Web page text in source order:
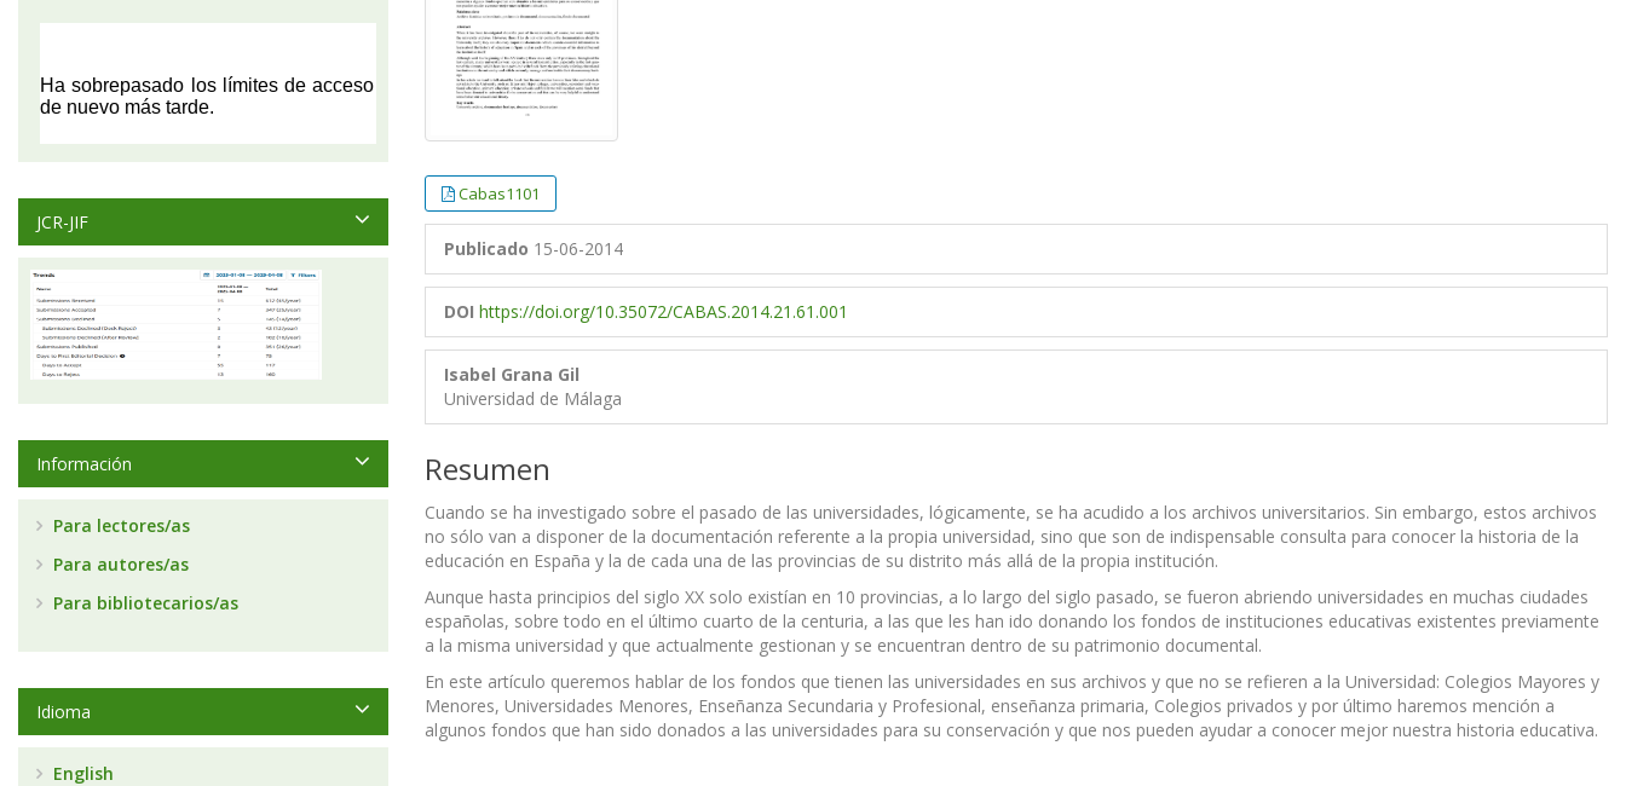
Cabas1101
Publicado 15-06-2014
DOI https://doi.org/10.35072/CABAS.2014.21.61.001
Isabel Grana Gil
Universidad de Málaga
Resumen
Cuando se ha investigado sobre el pasado de las universidades, lógicamente, se ha acudido a los archivos universitarios. Sin embargo, estos archivos
no sólo van a disponer de la documentación referente a la propia universidad, sino que son de indispensable consulta para conocer la historia de la
educación en España y la de cada una de las provincias de su distrito más allá de la propia institución.
Aunque hasta principios del siglo XX solo existían en 10 provincias, a lo largo del siglo pasado, se fueron abriendo universidades en muchas ciudades
españolas, sobre todo en el último cuarto de la centuria, a las que les han ido donando los fondos de instituciones educativas existentes previamente
a la misma universidad y que actualmente gestionan y se encuentran dentro de su patrimonio documental.
En este artículo queremos hablar de los fondos que tienen las universidades en sus archivos y que no se refieren a la Universidad: Colegios Mayores y
Menores, Universidades Menores, Enseñanza Secundaria y Profesional, enseñanza primaria, Colegios privados y por último haremos mención a
algunos fondos que han sido donados a las universidades para su conservación y que nos pueden ayudar a conocer mejor nuestra historia educativa.
JCR-JIF
Información
Para lectores/as
Para autores/as
Para bibliotecarios/as
Idioma
English